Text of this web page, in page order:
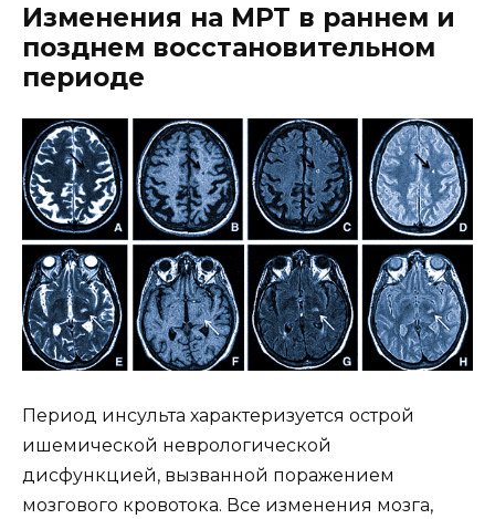
Изменения на МРТ в раннем и
позднем восстановительном
периоде
Период инсульта характеризуется острой
ишемической неврологической
дисфункцией, вызванной поражением
мозгового кровотока. Все изменения мозга,